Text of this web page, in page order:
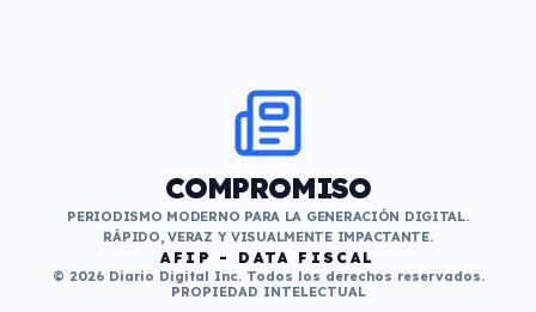
COMPROMISO
PERIODISMO MODERNO PARA LA GENERACIÓN DIGITAL.
RÁPIDO, VERAZ Y VISUALMENTE IMPACTANTE.
AFIP - DATA FISCAL
© 2026 Diario Digital Inc. Todos los derechos reservados.
PROPIEDAD INTELECTUAL